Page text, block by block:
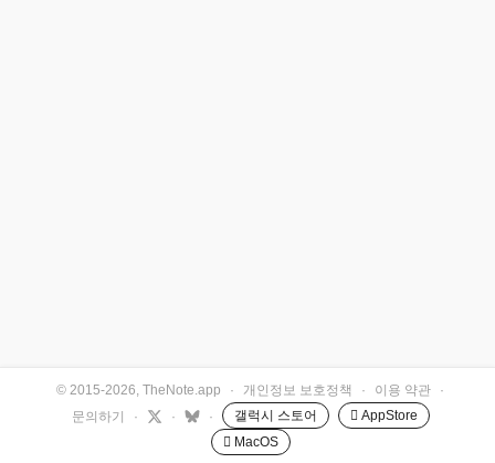
© 2015-2026, TheNote.app · 개인정보 보호정책 · 이용 약관
·
문의하기
· · · 갤럭시 스토어
 AppStore
 MacOS